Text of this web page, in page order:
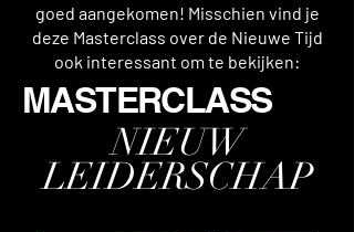
goed aangekomen! Misschien vind je
deze Masterclass over de Nieuwe Tijd
ook interessant om te bekijken:
MASTERCLASS
NIEUW
LEIDERSCHAP